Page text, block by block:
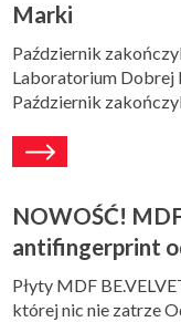
Marki
Październik
Laboratorium
Październik
NOWOŚĆ!
antifingerprint
Płyty MDF
której nic nie zatrze